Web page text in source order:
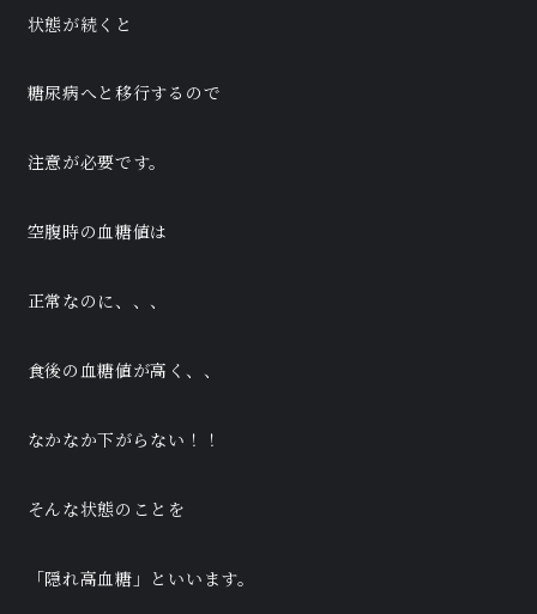
状態が続くと
糖尿病へと移行するので
注意が必要です。
空腹時の血糖値は
正常なのに、、、
食後の血糖値が高く、、
なかなか下がらない！！
そんな状態のことを
「隠れ高血糖」といいます。